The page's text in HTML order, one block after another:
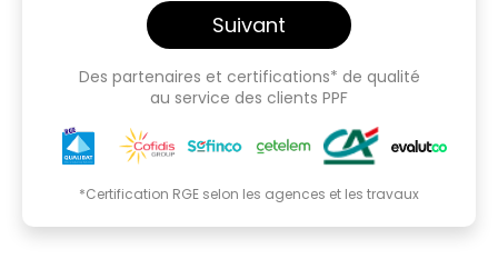
Suivant
Des partenaires et certifications* de qualité
au service des clients PPF
*Certification RGE selon les agences et les travaux